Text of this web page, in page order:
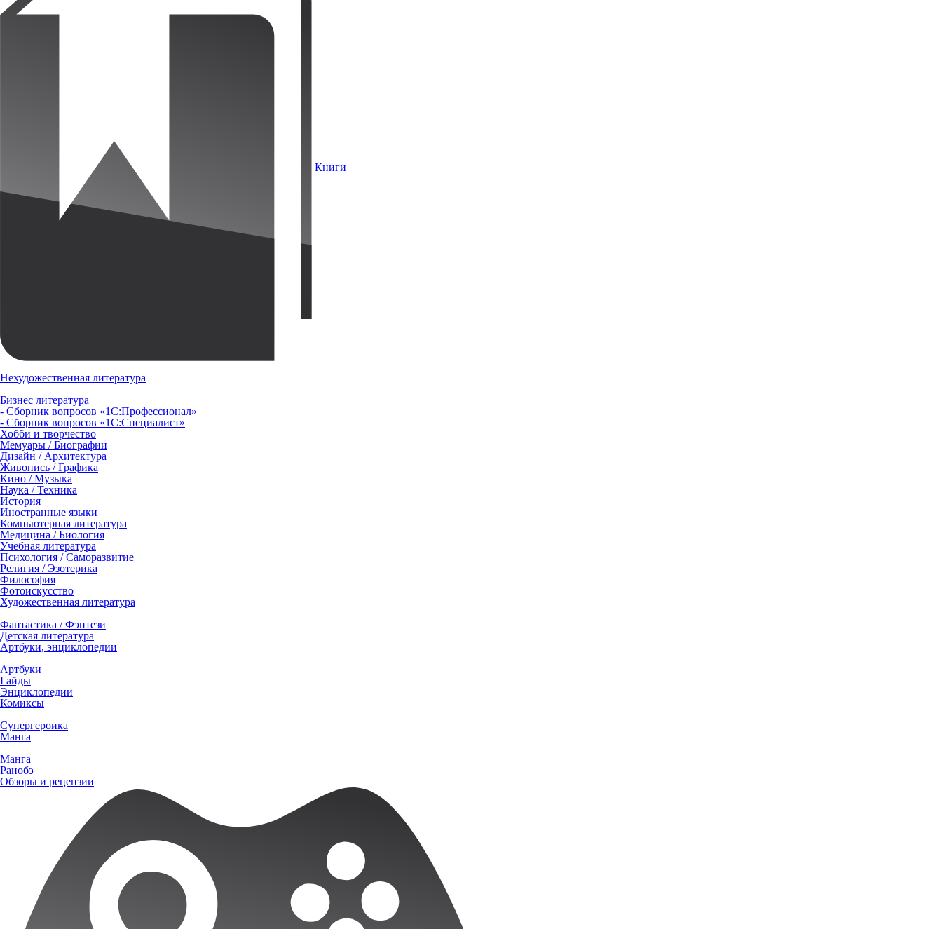
Книги
Нехудожественная литература
Бизнес литература
- Сборник вопросов «1С:Профессионал»
- Сборник вопросов «1С:Специалист»
Хобби и творчество
Мемуары / Биографии
Дизайн / Архитектура
Живопись / Графика
Кино / Музыка
Наука / Техника
История
Иностранные языки
Компьютерная литература
Медицина / Биология
Учебная литература
Психология / Саморазвитие
Религия / Эзотерика
Философия
Фотоискусство
Художественная литература
Фантастика / Фэнтези
Детская литература
Артбуки, энциклопедии
Артбуки
Гайды
Энциклопедии
Комиксы
Супергероика
Манга
Манга
Ранобэ
Обзоры и рецензии